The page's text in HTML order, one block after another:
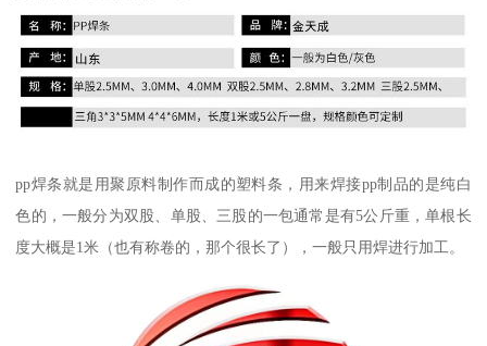
pp焊条就是用聚原料制作而成的塑料条，用来焊接pp制品的是纯白
色的，一般分为双股、单股、三股的一包通常是有5公斤重，单根长
度大概是1米（也有称卷的，那个很长了），一般只用焊进行加工。